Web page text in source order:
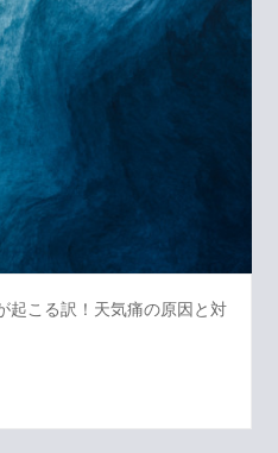
起こる訳！天気痛の原因と対